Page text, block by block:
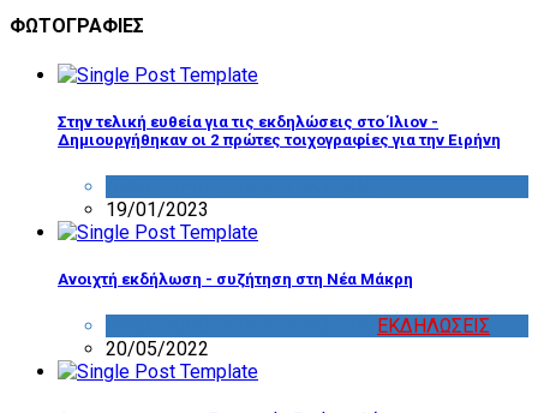
ΦΩΤΟΓΡΑΦΙΕΣ
Στην τελική ευθεία για τις εκδηλώσεις στο Ίλιον -
Δημιουργήθηκαν οι 2 πρώτες τοιχογραφίες για την Ειρήνη
19/01/2023
Ανοιχτή εκδήλωση - συζήτηση στη Νέα Μάκρη
ΕΚΔΗΛΩΣΕΙΣ
20/05/2022